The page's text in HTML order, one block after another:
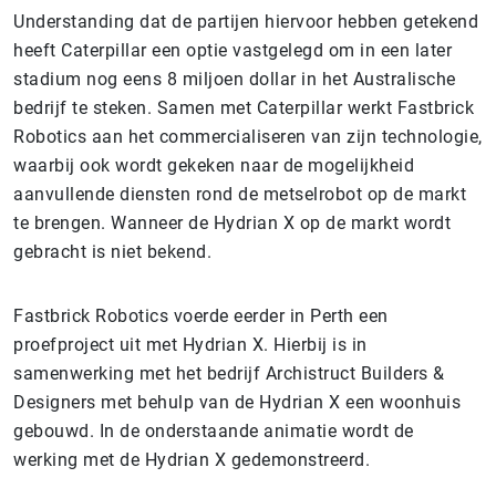
Understanding dat de partijen hiervoor hebben getekend
heeft Caterpillar een optie vastgelegd om in een later
stadium nog eens 8 miljoen dollar in het Australische
bedrijf te steken. Samen met Caterpillar werkt Fastbrick
Robotics aan het commercialiseren van zijn technologie,
waarbij ook wordt gekeken naar de mogelijkheid
aanvullende diensten rond de metselrobot op de markt
te brengen. Wanneer de Hydrian X op de markt wordt
gebracht is niet bekend.
Fastbrick Robotics voerde eerder in Perth een
proefproject uit met Hydrian X. Hierbij is in
samenwerking met het bedrijf Archistruct Builders &
Designers met behulp van de Hydrian X een woonhuis
gebouwd. In de onderstaande animatie wordt de
werking met de Hydrian X gedemonstreerd.